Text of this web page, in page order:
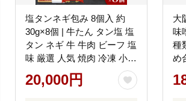
塩タンネギ包み 8個入 約
30g×8個 | 牛たん タン塩 塩
タン ネギ 牛 牛肉 ビーフ 塩
味 厳選 人気 焼肉 冷凍 小分
け ギフト 贈答用 美味しい
お勧め おすすめ 熨斗 舞鶴
20,000円
大
味
種
め
年